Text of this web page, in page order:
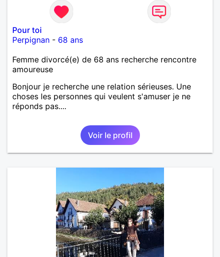
Pour toi
Perpignan - 68 ans
Femme divorcé(e) de 68 ans recherche rencontre
amoureuse
Bonjour je recherche une relation sérieuses. Une
choses les personnes qui veulent s'amuser je ne
réponds pas....
Voir le profil